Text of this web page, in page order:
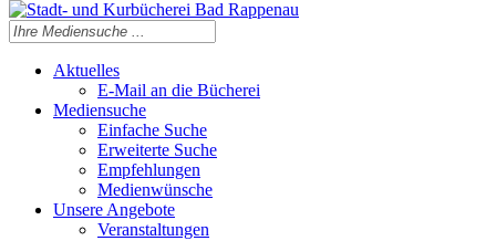
Aktuelles
E-Mail an die Bücherei
Mediensuche
Einfache Suche
Erweiterte Suche
Empfehlungen
Medienwünsche
Unsere Angebote
Veranstaltungen